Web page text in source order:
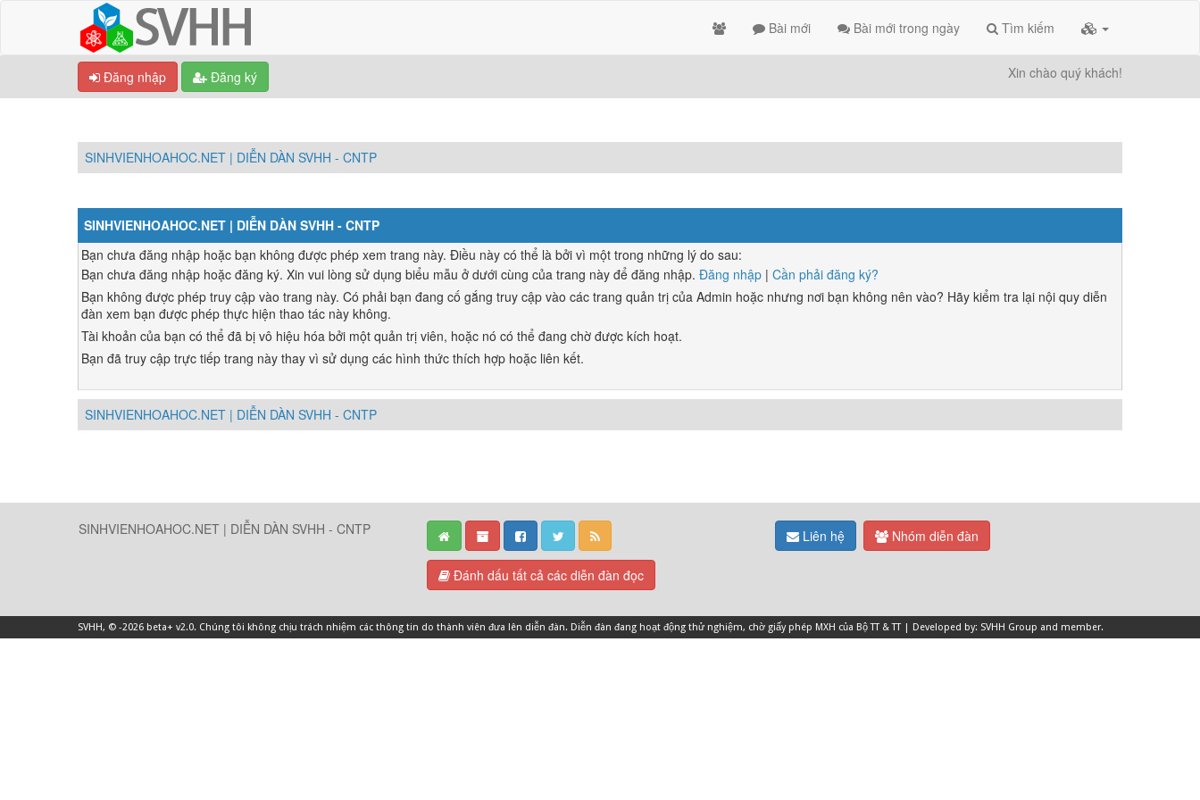
Bài mới Bài mới trong ngày Tìm kiếm
Đăng nhập Đăng ký Xin chào quý khách!
SINHVIENHOAHOC.NET | DIỄN DÀN SVHH - CNTP
SINHVIENHOAHOC.NET | DIỄN DÀN SVHH - CNTP
Bạn chưa đăng nhập hoặc bạn không được phép xem trang này. Điều này có thể là bởi vì một trong những lý do sau:
Bạn chưa đăng nhập hoặc đăng ký. Xin vui lòng sử dụng biểu mẫu ở dưới cùng của trang này để đăng nhập. Đăng nhập | Cần phải đăng ký?
Bạn không được phép truy cập vào trang này. Có phải bạn đang cố gắng truy cập vào các trang quản trị của Admin hoặc nhưng nơi bạn không nên vào? Hãy kiểm tra lại nội quy diễn
đàn xem bạn được phép thực hiện thao tác này không.
Tài khoản của bạn có thể đã bị vô hiệu hóa bởi một quản trị viên, hoặc nó có thể đang chờ được kích hoạt.
Bạn đã truy cập trực tiếp trang này thay vì sử dụng các hình thức thích hợp hoặc liên kết.
SINHVIENHOAHOC.NET | DIỄN DÀN SVHH - CNTP
SINHVIENHOAHOC.NET | DIỄN DÀN SVHH - CNTP
Đánh dấu tất cả các diễn đàn đọc
Liên hệ Nhóm diễn đàn
SVHH, © -2026 beta+ v2.0. Chúng tôi không chịu trách nhiệm các thông tin do thành viên đưa lên diễn đàn. Diễn đàn đang hoạt động thử nghiệm, chờ giấy phép MXH của Bộ TT & TT | Developed by: SVHH Group and member.